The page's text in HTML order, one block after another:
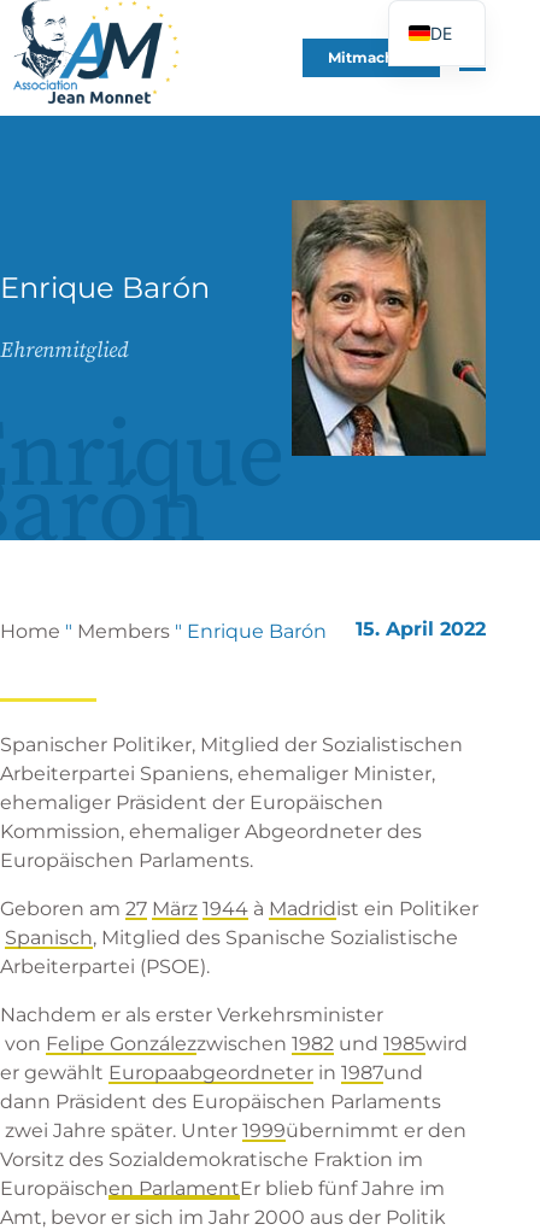
Mitmachen
Enrique Barón
Ehrenmitglied
Home " Members " Enrique Barón 15. April 2022
Spanischer Politiker, Mitglied der Sozialistischen
Arbeiterpartei Spaniens, ehemaliger Minister,
ehemaliger Präsident der Europäischen
Kommission, ehemaliger Abgeordneter des
Europäischen Parlaments.
Geboren am 27 März 1944 à Madridist ein Politiker
Spanisch, Mitglied des Spanische Sozialistische
Arbeiterpartei (PSOE).
Nachdem er als erster Verkehrsminister
von Felipe Gonzálezzwischen 1982 und 1985wird
er gewählt Europaabgeordneter in 1987und
dann Präsident des Europäischen Parlaments
zwei Jahre später. Unter 1999übernimmt er den
Vorsitz des Sozialdemokratische Fraktion im
Europäischen ParlamentEr blieb fünf Jahre im
Amt, bevor er sich im Jahr 2000 aus der Politik
DE
FR
EN